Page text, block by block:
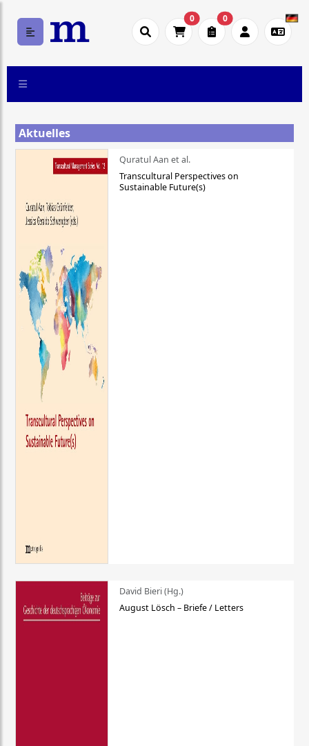
0 0
Aktuelles
Quratul Aan et al.
Transcultural Perspectives on
Sustainable Future(s)
David Bieri (Hg.)
August Lösch – Briefe / Letters